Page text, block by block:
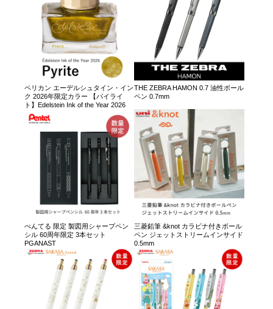
ペリカン エーデルシュタイン・イン
ク 2026年限定カラー 【パイライ
ト】Edelstein Ink of the Year 2026
THE ZEBRA HAMON 0.7 油性ボール
ペン 0.7mm
ぺんてる 限定 製図用シャープペン
シル 60周年限定 3本セット
PGANAST
三菱鉛筆 &knot カラビナ付きボール
ペン ジェットストリームインサイド
0.5mm